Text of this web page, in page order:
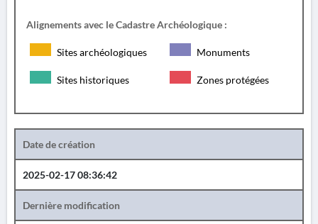
Alignements avec le Cadastre Archéologique :
Sites archéologiques Monuments
Sites historiques Zones protégées
Date de création
2025-02-17 08:36:42
Dernière modification